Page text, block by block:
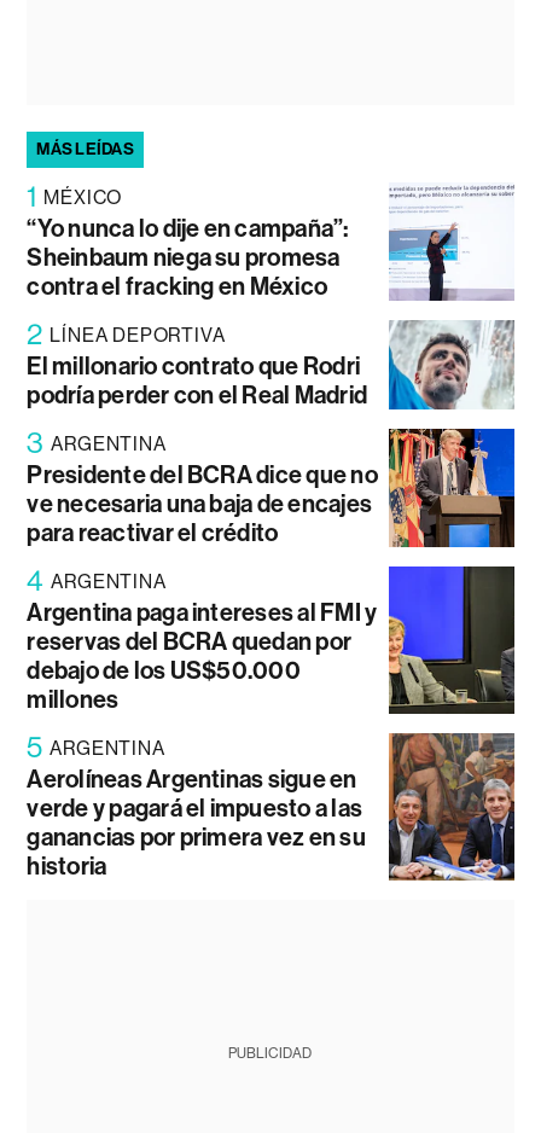
MÁS LEÍDAS
1 MÉXICO
“Yo nunca lo dije en campaña”:
Sheinbaum niega su promesa
contra el fracking en México
2 LÍNEA DEPORTIVA
El millonario contrato que Rodri
podría perder con el Real Madrid
3 ARGENTINA
Presidente del BCRA dice que no
ve necesaria una baja de encajes
para reactivar el crédito
4 ARGENTINA
Argentina paga intereses al FMI y
reservas del BCRA quedan por
debajo de los US$50.000
millones
5 ARGENTINA
Aerolíneas Argentinas sigue en
verde y pagará el impuesto a las
ganancias por primera vez en su
historia
PUBLICIDAD